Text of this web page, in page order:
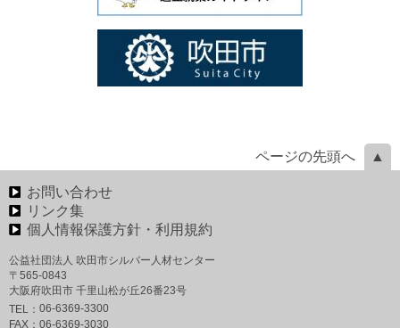
ページの先頭へ
お問い合わせ
リンク集
個人情報保護方針・利用規約
公益社団法人 吹田市シルバー人材センター
〒565-0843
大阪府吹田市 千里山松が丘26番23号
TEL： 06-6369-3300
FAX： 06-6369-3030